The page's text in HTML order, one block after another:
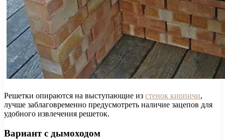
Решетки опираются на выступающие из стенок кирпичи,
лучше заблаговременно предусмотреть наличие зацепов для
удобного извлечения решеток.
Вариант с дымоходом